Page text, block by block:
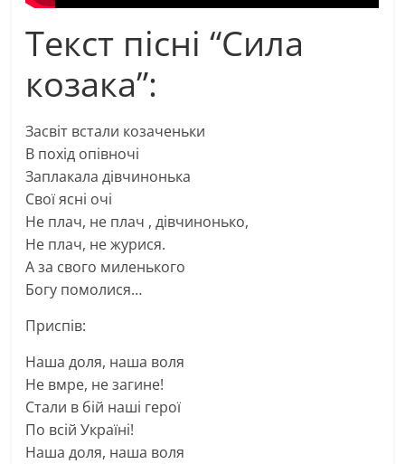
Текст пісні “Сила
козака”:
Засвіт встали козаченьки
В похід опівночі
Заплакала дівчинонька
Свої ясні очі
Не плач, не плач , дівчинонько,
Не плач, не журися.
А за свого миленького
Богу помолися…
Приспів:
Наша доля, наша воля
Не вмре, не загине!
Стали в бій наші герої
По всій Україні!
Наша доля, наша воля